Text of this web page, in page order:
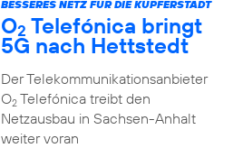
BESSERES NETZ FÜR DIE KUPFERSTADT
O2 Telefónica bringt
5G nach Hettstedt
Der Telekommunikationsanbieter
O2Telefónica treibt den
Netzausbau in Sachsen-Anhalt
weiter voran